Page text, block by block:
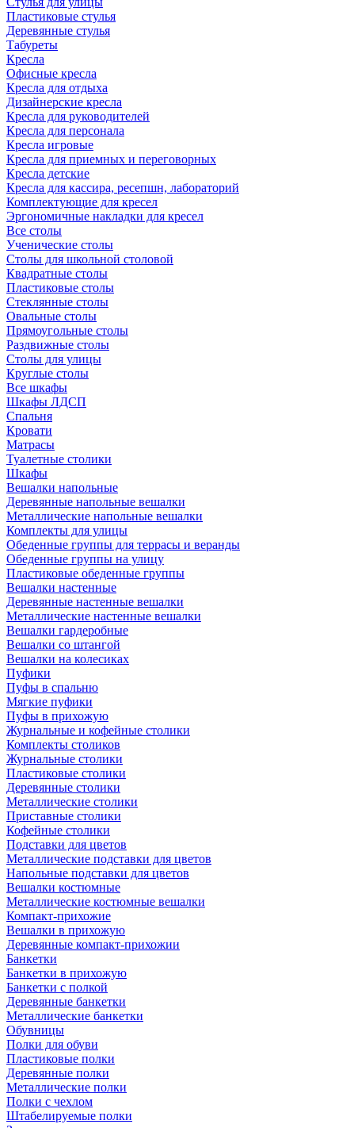
Пластиковые стулья
Деревянные стулья
Табуреты
Кресла
Офисные кресла
Кресла для отдыха
Дизайнерские кресла
Кресла для руководителей
Кресла для персонала
Кресла игровые
Кресла для приемных и переговорных
Кресла детские
Кресла для кассира, ресепшн, лабораторий
Комплектующие для кресел
Эргономичные накладки для кресел
Все столы
Ученические столы
Столы для школьной столовой
Квадратные столы
Пластиковые столы
Стеклянные столы
Овальные столы
Прямоугольные столы
Раздвижные столы
Столы для улицы
Круглые столы
Все шкафы
Шкафы ЛДСП
Спальня
Кровати
Матрасы
Туалетные столики
Шкафы
Вешалки напольные
Деревянные напольные вешалки
Металлические напольные вешалки
Комплекты для улицы
Обеденные группы для террасы и веранды
Обеденные группы на улицу
Пластиковые обеденные группы
Вешалки настенные
Деревянные настенные вешалки
Металлические настенные вешалки
Вешалки гардеробные
Вешалки со штангой
Вешалки на колесиках
Пуфики
Пуфы в спальню
Мягкие пуфики
Пуфы в прихожую
Журнальные и кофейные столики
Комплекты столиков
Журнальные столики
Пластиковые столики
Деревянные столики
Металлические столики
Приставные столики
Кофейные столики
Подставки для цветов
Металлические подставки для цветов
Напольные подставки для цветов
Вешалки костюмные
Металлические костюмные вешалки
Компакт-прихожие
Вешалки в прихожую
Деревянные компакт-прихожии
Банкетки
Банкетки в прихожую
Банкетки с полкой
Деревянные банкетки
Металлические банкетки
Обувницы
Полки для обуви
Пластиковые полки
Деревянные полки
Металлические полки
Полки с чехлом
Штабелируемые полки